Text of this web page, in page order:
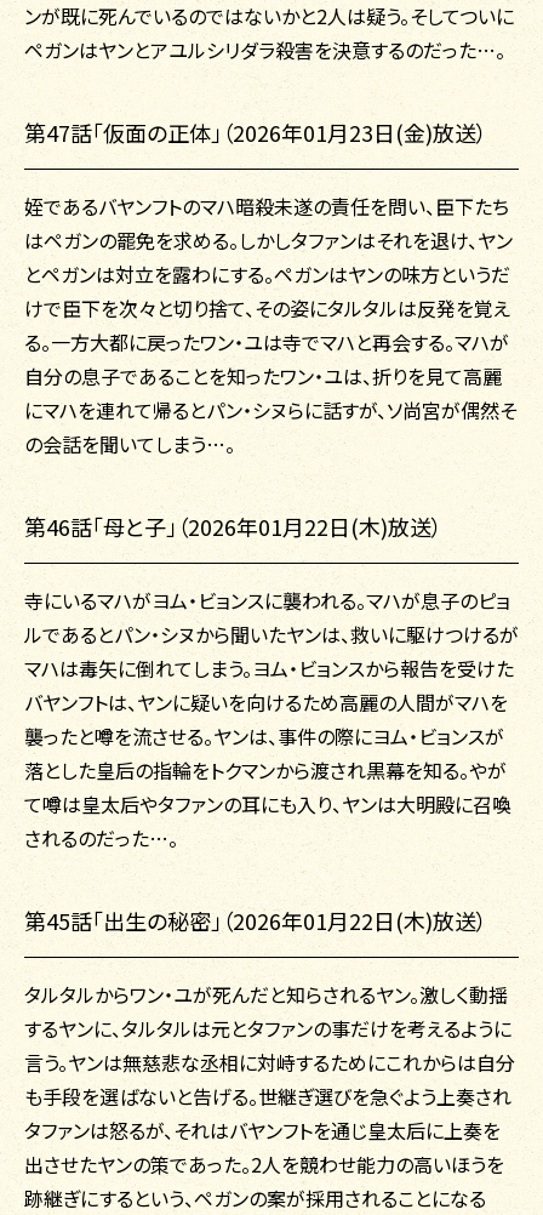
ンが既に死んでいるのではないかと2人は疑う。そしてついに
ペガンはヤンとアユルシリダラ殺害を決意するのだった…。
第47話「仮面の正体」（2026年01月23日(金)放送）
姪であるバヤンフトのマハ暗殺未遂の責任を問い、臣下たち
はペガンの罷免を求める。しかしタファンはそれを退け、ヤン
とペガンは対立を露わにする。ペガンはヤンの味方というだ
けで臣下を次々と切り捨て、その姿にタルタルは反発を覚え
る。一方大都に戻ったワン・ユは寺でマハと再会する。マハが
自分の息子であることを知ったワン・ユは、折りを見て高麗
にマハを連れて帰るとパン・シヌらに話すが、ソ尚宮が偶然そ
の会話を聞いてしまう…。
第46話「母と子」（2026年01月22日(木)放送）
寺にいるマハがヨム・ビョンスに襲われる。マハが息子のピョ
ルであるとパン・シヌから聞いたヤンは、救いに駆けつけるが
マハは毒矢に倒れてしまう。ヨム・ビョンスから報告を受けた
バヤンフトは、ヤンに疑いを向けるため高麗の人間がマハを
襲ったと噂を流させる。ヤンは、事件の際にヨム・ビョンスが
落とした皇后の指輪をトクマンから渡され黒幕を知る。やが
て噂は皇太后やタファンの耳にも入り、ヤンは大明殿に召喚
されるのだった…。
第45話「出生の秘密」（2026年01月22日(木)放送）
タルタルからワン・ユが死んだと知らされるヤン。激しく動揺
するヤンに、タルタルは元とタファンの事だけを考えるように
言う。ヤンは無慈悲な丞相に対峙するためにこれからは自分
も手段を選ばないと告げる。世継ぎ選びを急ぐよう上奏され
タファンは怒るが、それはバヤンフトを通じ皇太后に上奏を
出させたヤンの策であった。2人を競わせ能力の高いほうを
跡継ぎにするという、ペガンの案が採用されることになる